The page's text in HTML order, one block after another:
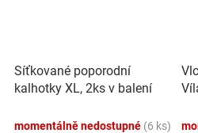
Síťkované poporodní
kalhotky XL, 2ks v balení
momentálně nedostupné (6 ks)